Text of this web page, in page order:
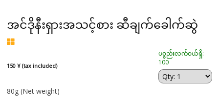
အင်ဒိုနီးရှားအသင့်စား ဆီချက်ခေါက်ဆွဲ
150 ¥ (tax included)
ပစ္စည်းလက်ဝယ်ရှိ:
100
80g (Net weight)